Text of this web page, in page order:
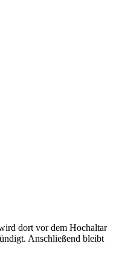
dort vor dem Hochaltar
Anschließend bleibt